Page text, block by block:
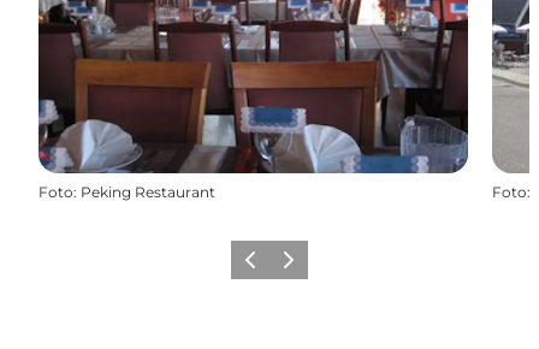
Foto: Peking Restaurant Foto:
ForrigeNæste